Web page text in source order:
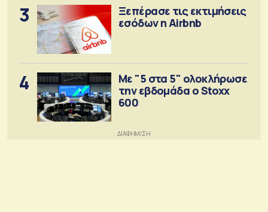
3
Ξεπέρασε τις εκτιμήσεις
εσόδων η Airbnb
4
Με "5 στα 5" ολοκλήρωσε
την εβδομάδα ο Stoxx
600